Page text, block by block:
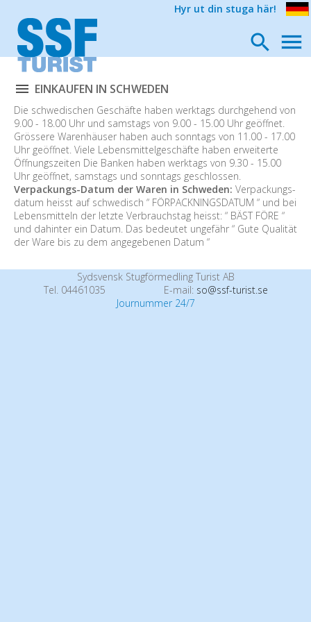
Hyr ut din stuga här!
EINKAUFEN IN SCHWEDEN
Die schwedischen Geschäfte haben werktags durchgehend von
9.00 - 18.00 Uhr und samstags von 9.00 - 15.00 Uhr geöffnet.
Grössere Warenhäuser haben auch sonntags von 11.00 - 17.00
Uhr geöffnet. Viele Lebensmittelgeschäfte haben erweiterte
Öffnungszeiten Die Banken haben werktags von 9.30 - 15.00
Uhr geöffnet, samstags und sonntags geschlossen.
Verpackungs-Datum der Waren in Schweden: Verpackungs-
datum heisst auf schwedisch “ FÖRPACKNINGSDATUM “ und bei
Lebensmitteln der letzte Verbrauchstag heisst: “ BÄST FÖRE “
und dahinter ein Datum. Das bedeutet ungefähr “ Gute Qualität
der Ware bis zu dem angegebenen Datum “
Sydsvensk Stugförmedling Turist AB
Tel. 04461035
E-mail: so@ssf-turist.se
Journummer 24/7